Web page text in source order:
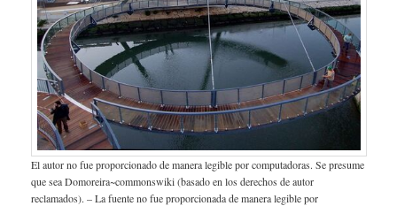
El autor no fue proporcionado de manera legible por computadoras. Se presume
que sea Domoreira~commonswiki (basado en los derechos de autor
reclamados). – La fuente no fue proporcionada de manera legible por